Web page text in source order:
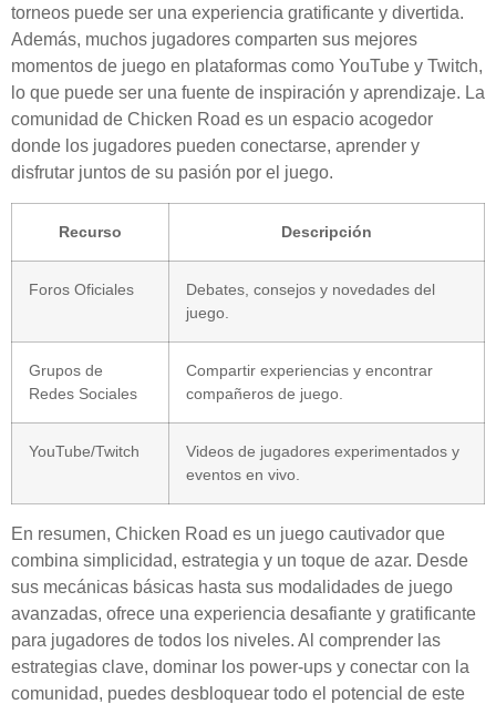
torneos puede ser una experiencia gratificante y divertida.
Además, muchos jugadores comparten sus mejores
momentos de juego en plataformas como YouTube y Twitch,
lo que puede ser una fuente de inspiración y aprendizaje. La
comunidad de Chicken Road es un espacio acogedor
donde los jugadores pueden conectarse, aprender y
disfrutar juntos de su pasión por el juego.
Recurso Descripción
Foros Oficiales
Debates, consejos y novedades del
juego.
Grupos de
Redes Sociales
Compartir experiencias y encontrar
compañeros de juego.
YouTube/Twitch
Videos de jugadores experimentados y
eventos en vivo.
En resumen, Chicken Road es un juego cautivador que
combina simplicidad, estrategia y un toque de azar. Desde
sus mecánicas básicas hasta sus modalidades de juego
avanzadas, ofrece una experiencia desafiante y gratificante
para jugadores de todos los niveles. Al comprender las
estrategias clave, dominar los power-ups y conectar con la
comunidad, puedes desbloquear todo el potencial de este